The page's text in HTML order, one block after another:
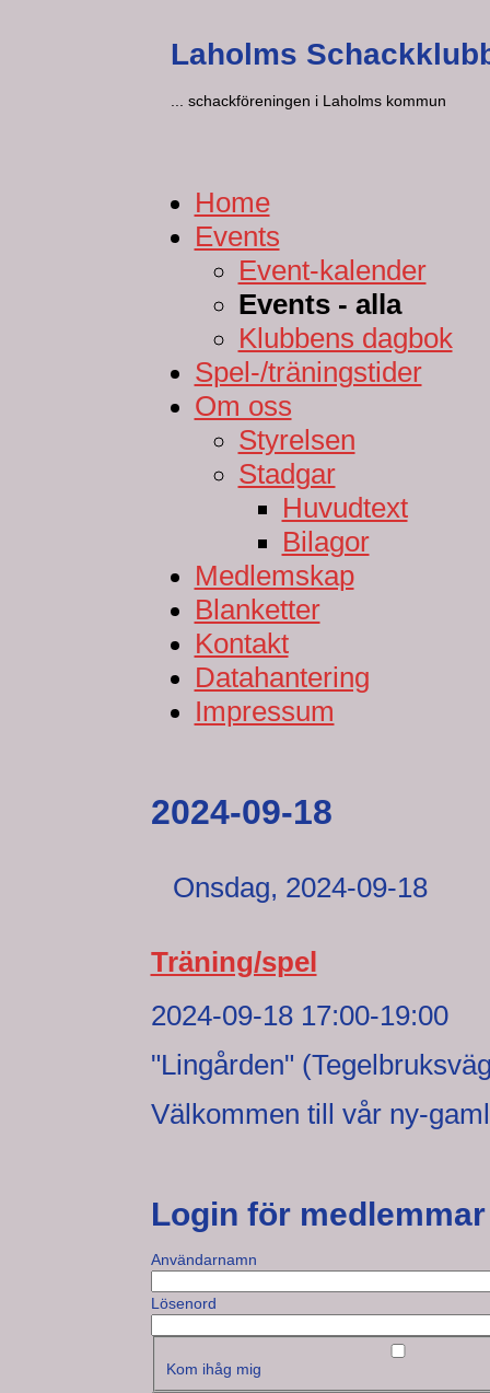
Laholms
... schackföreningen i Laholms kommun
Home
Events
Event-kalender
Events - alla
Klubbens dagbok
Spel-/träningstider
Om oss
Styrelsen
Stadgar
Huvudtext
Bilagor
Medlemskap
Blanketter
Kontakt
Datahantering
Impressum
2024-09-18
Onsdag, 2024-09-18
Träning/spel
2024-09-18 17:00-19:00
"Lingården"
Välkommen till vår ny-
Login för medlemmar
Användarnamn
Lösenord
Kom ihåg mig